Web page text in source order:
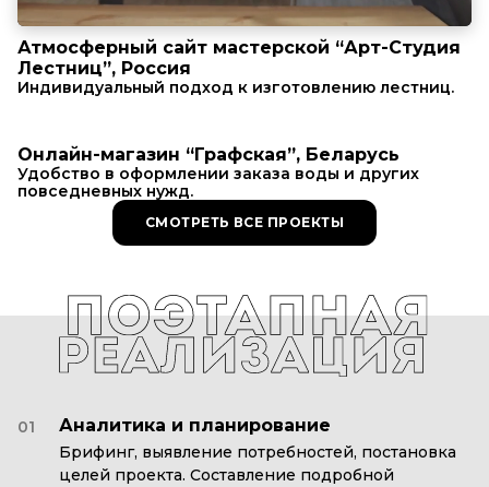
Атмосферный сайт мастерской “Арт-Студия
Лестниц”, Россия
Индивидуальный подход к изготовлению лестниц.
Онлайн-магазин “Графская”, Беларусь
Удобство в оформлении заказа воды и других
повседневных нужд.
СМОТРЕТЬ ВСЕ ПРОЕКТЫ
01 Аналитика и планирование
Брифинг, выявление потребностей, постановка
целей проекта. Составление подробной